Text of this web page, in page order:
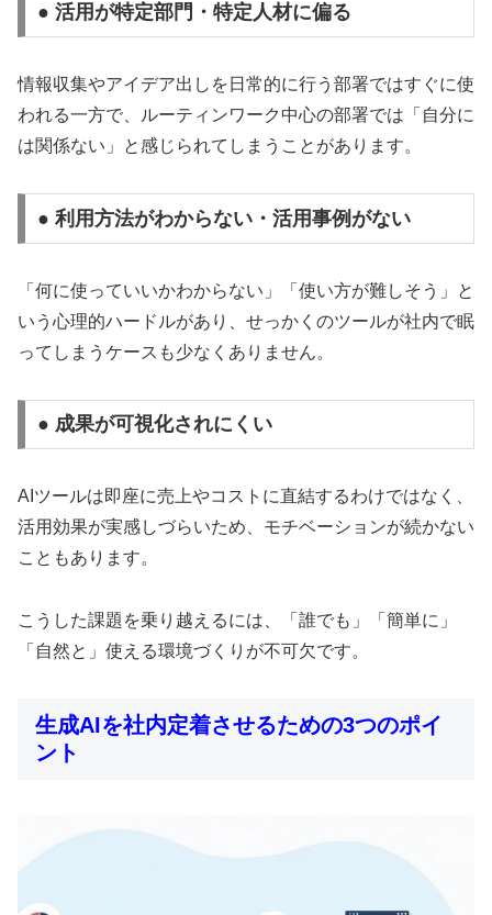
● 活用が特定部門・特定人材に偏る
情報収集やアイデア出しを日常的に行う部署ではすぐに使
われる一方で、ルーティンワーク中心の部署では「自分に
は関係ない」と感じられてしまうことがあります。
● 利用方法がわからない・活用事例がない
「何に使っていいかわからない」「使い方が難しそう」と
いう心理的ハードルがあり、せっかくのツールが社内で眠
ってしまうケースも少なくありません。
● 成果が可視化されにくい
AIツールは即座に売上やコストに直結するわけではなく、
活用効果が実感しづらいため、モチベーションが続かない
こともあります。
こうした課題を乗り越えるには、「誰でも」「簡単に」
「自然と」使える環境づくりが不可欠です。
生成AIを社内定着させるための3つのポイ
ント